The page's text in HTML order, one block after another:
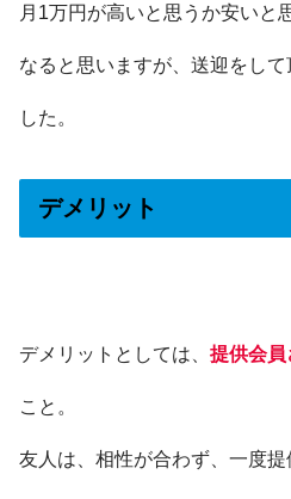
月1万円が高いと思うか安いと
なると思いますが、送迎をし
した。
デメリット
デメリットとしては、 提供会員
こと。
友人は、相性が合わず、一度